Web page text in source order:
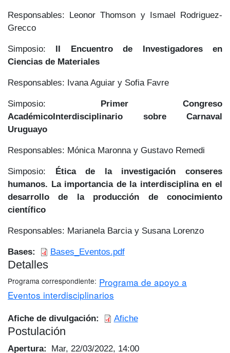
Responsables: Leonor Thomson y Ismael Rodriguez-
Grecco
Simposio: II Encuentro de Investigadores en
Ciencias de Materiales
Responsables: Ivana Aguiar y Sofia Favre
Simposio: Primer Congreso
AcadémicoInterdisciplinario sobre Carnaval
Uruguayo
Responsables: Mónica Maronna y Gustavo Remedi
Simposio: Ética de la investigación conseres
humanos. La importancia de la interdisciplina en el
desarrollo de la producción de conocimiento
científico
Responsables: Marianela Barcia y Susana Lorenzo
Bases Bases_Eventos.pdf
Detalles
Programa correspondiente Programa de apoyo a
Eventos interdisciplinarios
Afiche de divulgación Afiche
Postulación
Apertura
Mar, 22/03/2022, 14:00